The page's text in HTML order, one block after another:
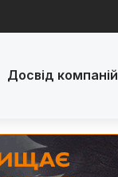
Досвід компаній